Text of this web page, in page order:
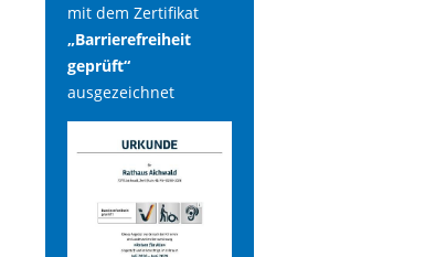
mit dem Zertifikat
„Barrierefreiheit
geprüft“
ausgezeichnet